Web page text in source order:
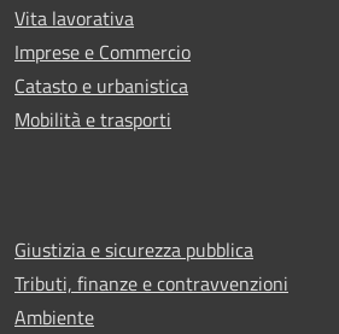
Vita lavorativa
Imprese e Commercio
Catasto e urbanistica
Mobilità e trasporti
Giustizia e sicurezza pubblica
Tributi, finanze e contravvenzioni
Ambiente